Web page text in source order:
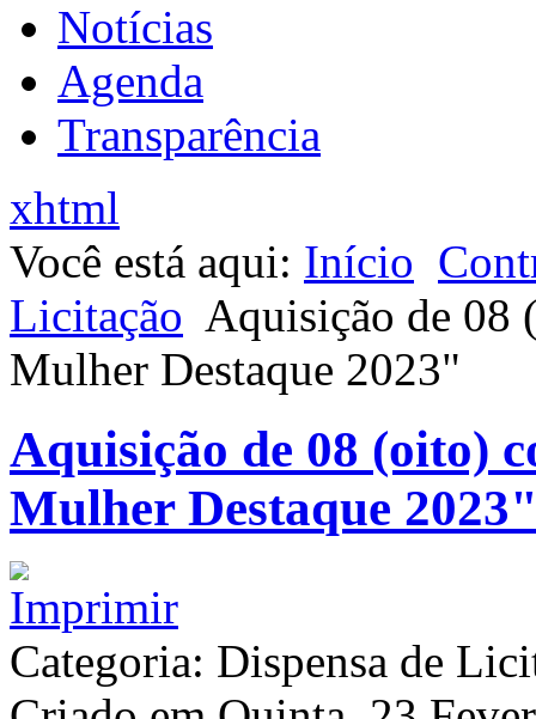
Notícias
Agenda
Transparência
xhtml
Você está aqui: Início
Licitação Aquisição de 08
Mulher Destaque 2023"
Aquisição de 08 (oito)
Mulher Destaque
Categoria: Dispensa de